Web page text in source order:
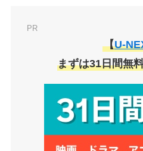
PR
【U-
まずは31日間無